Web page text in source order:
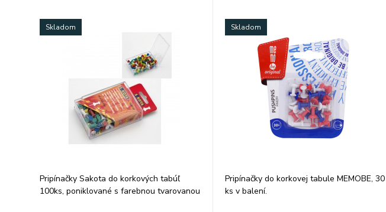
Skladom
Pripínačky Sakota do korkových tabúľ
100ks, poniklované s farebnou tvarovanou
Skladom
Pripínačky do korkovej tabule MEMOBE, 30
ks v balení.